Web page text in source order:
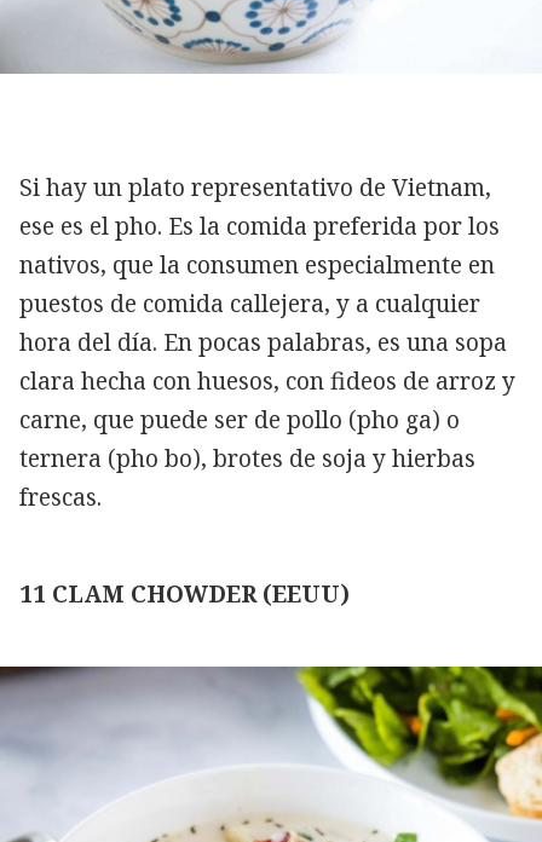
Si hay un plato representativo de Vietnam,
ese es el pho. Es la comida preferida por los
nativos, que la consumen especialmente en
puestos de comida callejera, y a cualquier
hora del día. En pocas palabras, es una sopa
clara hecha con huesos, con fideos de arroz y
carne, que puede ser de pollo (pho ga) o
ternera (pho bo), brotes de soja y hierbas
frescas.
11 CLAM CHOWDER (EEUU)